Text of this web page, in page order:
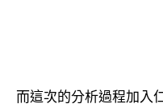
而這次的分析過程加入